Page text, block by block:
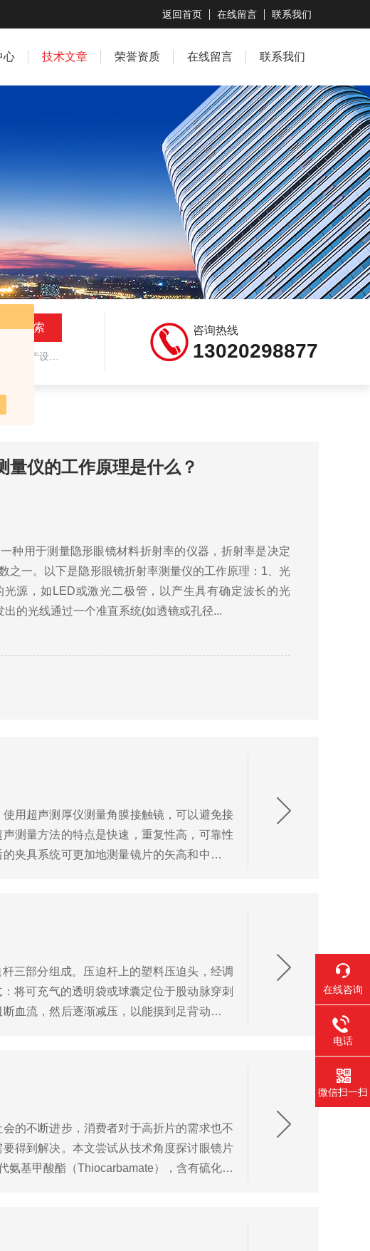
返回首页 在线留言 联系我们
心 技术文章 荣誉资质 在线留言 联系我们
品检测仪器，水气处理环保设备
咨询热线
13020298877
量仪的工作原理是什么？
种用于测量隐形眼镜材料折射率的仪器，折射率是决定
之一。以下是隐形眼镜折射率测量仪的工作原理：1、光
源，如LED或激光二极管，以产生具有确定波长的光
的光线通过一个准直系统(如透镜或孔径...
用超声测厚仪测量角膜接触镜，可以避免接
测量方法的特点是快速，重复性高，可靠性
夹具系统可更加地测量镜片的矢高和中心厚
三部分组成。压迫杆上的塑料压迫头，经调
将可充气的透明袋或球囊定位于股动脉穿刺
血流，然后逐渐减压，以能摸到足背动脉搏
的不断进步，消费者对于高折片的需求也不
得到解决。本文尝试从技术角度探讨眼镜片
氨基甲酸酯（Thiocarbamate），含有硫化物
在线咨询
电话
微信扫一扫